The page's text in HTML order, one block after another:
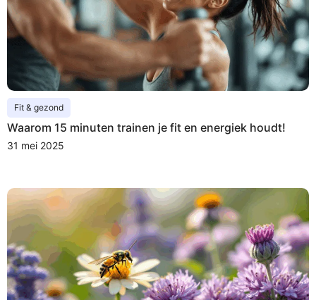
Fit & gezond
Waarom 15 minuten trainen je fit en energiek houdt!
31 mei 2025